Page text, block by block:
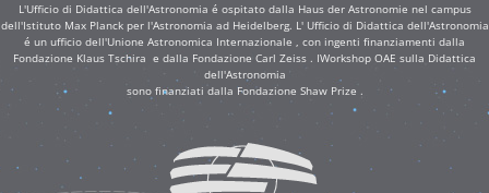
L'Ufficio di Didattica dell'Astronomia é ospitato dalla Haus der Astronomie nel campus
dell'Istituto Max Planck per l'Astronomia ad Heidelberg. L' Ufficio di Didattica dell'Astronomia
é un ufficio dell'Unione Astronomica Internazionale , con ingenti finanziamenti dalla
Fondazione Klaus Tschira e dalla Fondazione Carl Zeiss . IWorkshop OAE sulla Didattica
dell'Astronomia
sono finanziati dalla Fondazione Shaw Prize .